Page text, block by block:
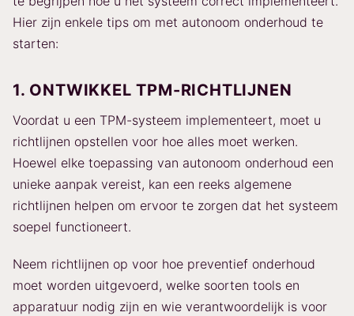
Hier zijn enkele tips om met autonoom onderhoud te
starten:
1. ONTWIKKEL TPM-RICHTLIJNEN
Voordat u een TPM-systeem implementeert, moet u
richtlijnen opstellen voor hoe alles moet werken.
Hoewel elke toepassing van autonoom onderhoud een
unieke aanpak vereist, kan een reeks algemene
richtlijnen helpen om ervoor te zorgen dat het systeem
soepel functioneert.
Neem richtlijnen op voor hoe preventief onderhoud
moet worden uitgevoerd, welke soorten tools en
apparatuur nodig zijn en wie verantwoordelijk is voor